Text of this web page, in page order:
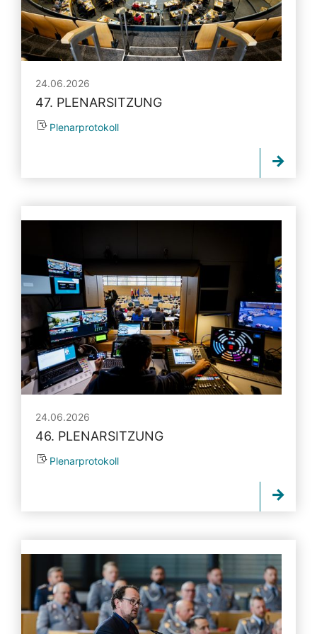
24.06.2026
47. PLENARSITZUNG
Plenarprotokoll
24.06.2026
46. PLENARSITZUNG
Plenarprotokoll